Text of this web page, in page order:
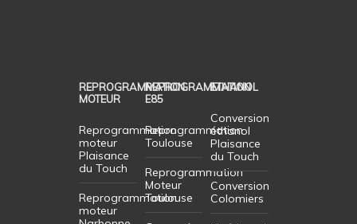
REPROGRAMMATION
MOTEUR
Reprogrammation
moteur
Plaisance
du Touch
Reprogrammation
moteur
REPROGRAMMATION
E85
Reprogrammation
Toulouse
Reprogrammation
Moteur
Toulouse
ETHANOL
Conversion
éthanol
Plaisance
du Touch
Conversion
Colomiers